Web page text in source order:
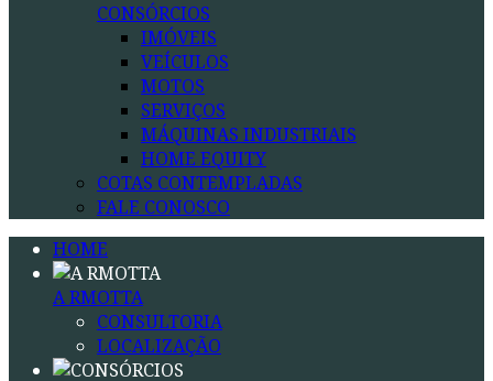
CONSÓRCIOS
IMÓVEIS
VEÍCULOS
MOTOS
SERVIÇOS
MÁQUINAS INDUSTRIAIS
HOME EQUITY
COTAS CONTEMPLADAS
FALE CONOSCO
HOME
A RMOTTA
CONSULTORIA
LOCALIZAÇÃO